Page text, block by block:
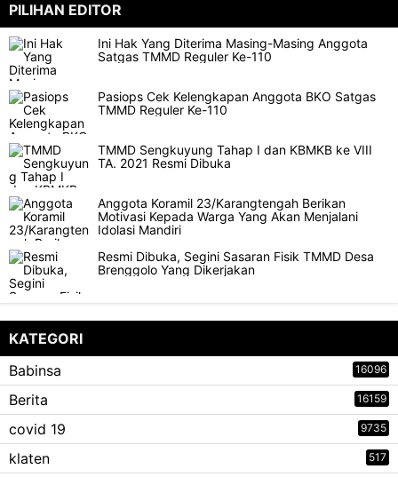
PILIHAN EDITOR
Ini Hak Yang Diterima Masing-Masing Anggota
Satgas TMMD Reguler Ke-110
Pasiops Cek Kelengkapan Anggota BKO Satgas
TMMD Reguler Ke-110
TMMD Sengkuyung Tahap I dan KBMKB ke VIII
TA. 2021 Resmi Dibuka
Anggota Koramil 23/Karangtengah Berikan
Motivasi Kepada Warga Yang Akan Menjalani
Idolasi Mandiri
Resmi Dibuka, Segini Sasaran Fisik TMMD Desa
Brenggolo Yang Dikerjakan
KATEGORI
Babinsa
16096
Berita 16159
covid 19 9735
klaten 517